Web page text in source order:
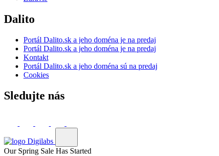
Dalito
Portál Dalito.sk a jeho doména je na predaj
Portál Dalito.sk a jeho doména je na predaj
Kontakt
Portál Dalito.sk a jeho doména sú na predaj
Cookies
Sledujte nás
Our Spring Sale Has Started